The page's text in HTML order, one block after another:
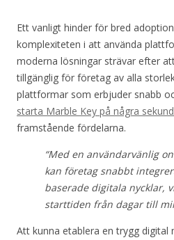
Ett vanligt hinder för bred
komplexiteten i att använda
moderna lösningar strävar efter
tillgänglig för företag av alla
plattformar som erbjuder snabb
starta Marble Key på några
framstående fördelarna.
“Med en användarvänlig
kan företag snabbt
baserade digitala nycklar,
starttiden från dagar till
Att kunna etablera en trygg